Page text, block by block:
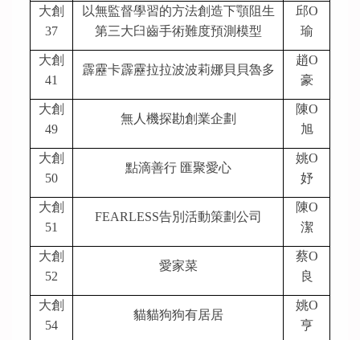
大創
37
以無監督學習的方法創造下顎阻生
第三大臼齒手術難度預測模型
邱O
瑜
大創
41
霹靂卡霹靂拉拉波波莉娜貝貝魯多
趙O
豪
大創
49
無人機探勘創業企劃
陳O
旭
大創
50
點滴善行 匯聚愛心
姚O
妤
大創
51
FEARLESS告別活動策劃公司
陳O
潔
大創
52
愛家菜
蔡O
良
大創
54
貓貓狗狗有居居
姚O
亨